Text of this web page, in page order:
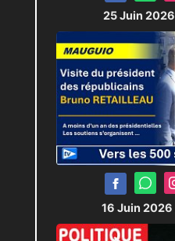
25 Juin 2026
16 Juin 2026